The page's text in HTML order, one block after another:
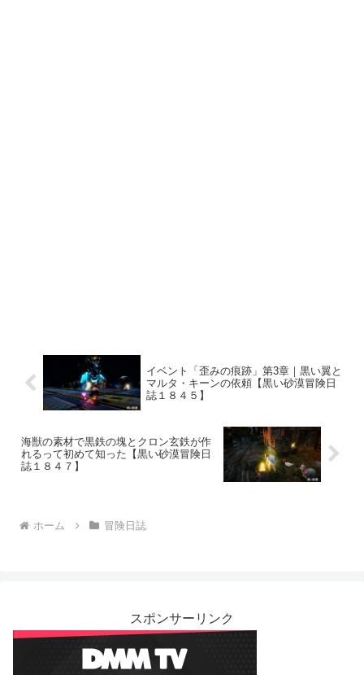
イベント「歪みの痕跡」第3章｜黒い翼と
マルタ・キーンの依頼【黒い砂漠冒険日
誌１８４５】
海獣の素材で黒鉄の塊とクロン玄鉄が作
れるって初めて知った【黒い砂漠冒険日
誌１８４７】
ホーム 冒険日誌
スポンサーリンク